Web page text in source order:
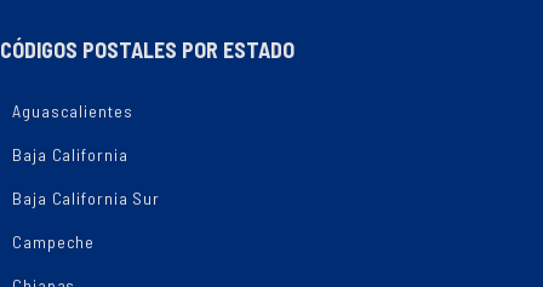
CÓDIGOS POSTALES POR ESTADO
Aguascalientes
Baja California
Baja California Sur
Campeche